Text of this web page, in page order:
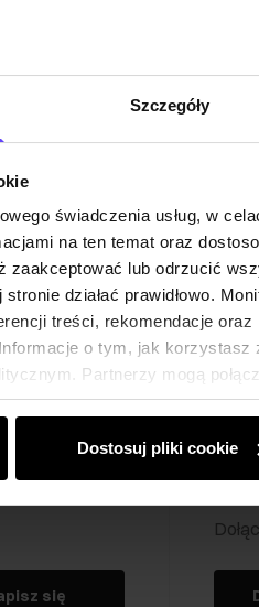
Szczegóły
świadczenia usług, w
na ten temat oraz
zaakceptować lub odrzucić
działać prawidłowo.
treści, rekomendacje
o tym, jak
Partnerzy mogą
z ich usług.
Dostosuj pliki cookie
się